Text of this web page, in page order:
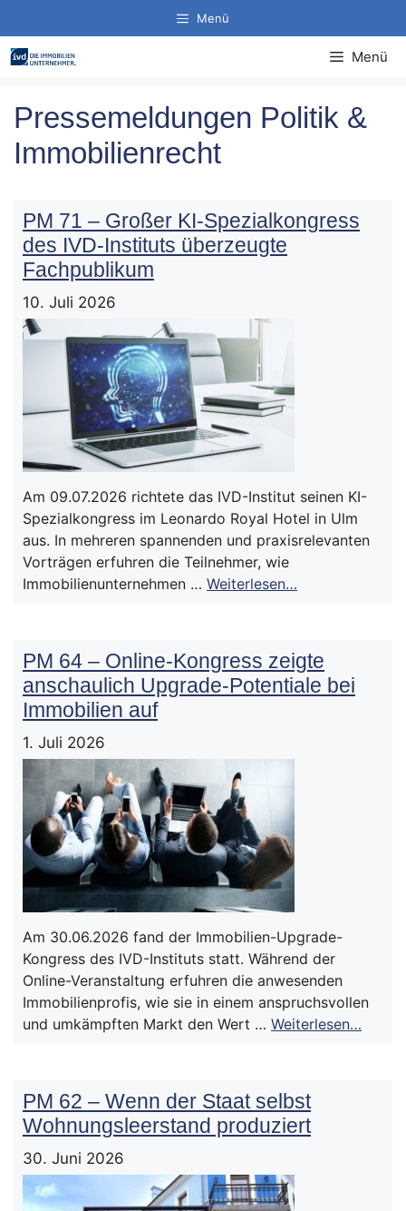
Inhalt
springen
Menü
Menü
Pressemeldungen Politik &
Immobilienrecht
PM 71 – Großer KI-Spezialkongress
des IVD-Instituts überzeugte
Fachpublikum
10. Juli 2026
Am 09.07.2026 richtete das IVD-Institut seinen KI-
Spezialkongress im Leonardo Royal Hotel in Ulm
aus. In mehreren spannenden und praxisrelevanten
Vorträgen erfuhren die Teilnehmer, wie
Immobilienunternehmen … Weiterlesen…
PM 64 – Online-Kongress zeigte
anschaulich Upgrade-Potentiale bei
Immobilien auf
1. Juli 2026
Am 30.06.2026 fand der Immobilien-Upgrade-
Kongress des IVD-Instituts statt. Während der
Online-Veranstaltung erfuhren die anwesenden
Immobilienprofis, wie sie in einem anspruchsvollen
und umkämpften Markt den Wert … Weiterlesen…
PM 62 – Wenn der Staat selbst
Wohnungsleerstand produziert
30. Juni 2026